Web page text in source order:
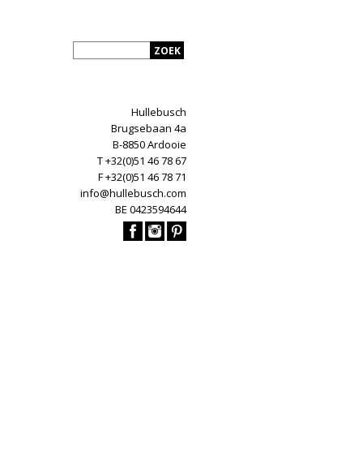
Hullebusch
Brugsebaan 4a
B-8850 Ardooie
T +32(0)51 46 78 67
F +32(0)51 46 78 71
info@hullebusch.com
BE 0423594644